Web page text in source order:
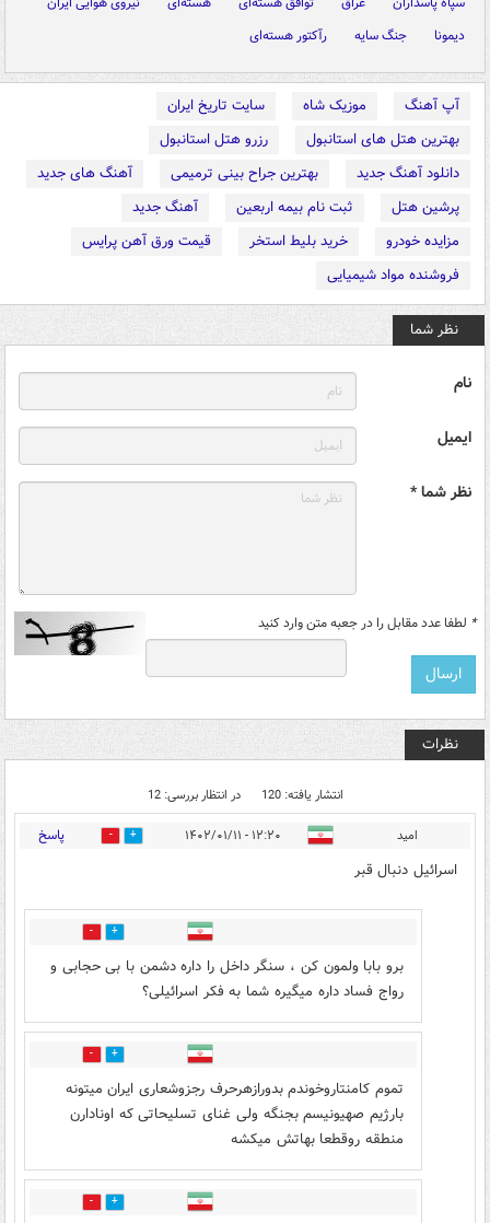
دیمونا
جنگ سایه رآکتور هسته‌ای
آپ آهنگ موزیک شاه
سایت تاریخ ایران
بهترین هتل های استانبول
رزرو هتل استانبول
دانلود آهنگ جدید
بهترین جراح بینی ترمیمی
آهنگ های جدید
پرشین هتل
ثبت نام بیمه اربعین
آهنگ جدید
مزایده خودرو
خرید بلیط استخر
قیمت ورق آهن پرایس
فروشنده مواد شیمیایی
نظر شما
نام
ایمیل
نظر شما *
* لطفا عدد مقابل را در جعبه متن وارد کنید
نظرات
انتشار یافته: 120 در انتظار بررسی: 12
اميد ۱۲:۲۰ - ۱۴۰۲/۰۱/۱۱ 26 پاسخ
اسرائيل دنبال قبر
10
برو بابا ولمون کن ، سنگر داخل را داره دشمن با بی حجابی و
رواج فساد داره میگیره شما به فکر اسرائیلی؟
1
تموم کامنتاروخوندم بدورازهرحرف رجزوشعاری ایران میتونه
بارژیم صهیونیسم بجنگه ولی غنای تسلیحاتی که اونادارن
منطقه روقطعا بهاتش میکشه
6